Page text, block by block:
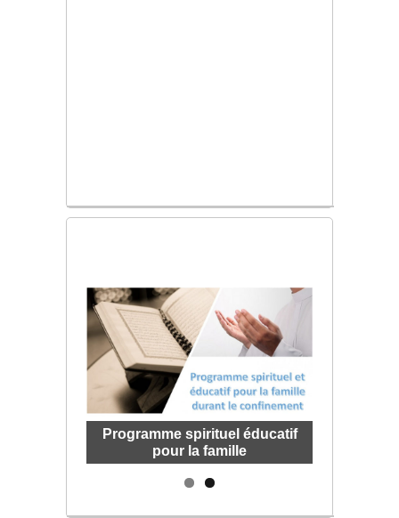
Affluents de la spiritualité
musulmane
Programme spirituel éducatif
pour la famille